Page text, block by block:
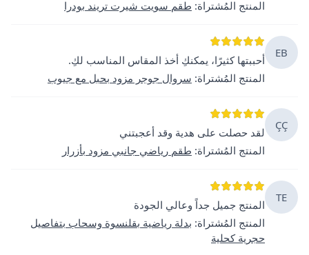
المنتج المُشتراة: طقم سويت شيرت تريند بودرا
EB
أحببتها كثيرًا، يمكنكِ أخذ المقاس المناسب لكِ.
المنتج المُشتراة: سروال جوجر مزود بحبل مع جيوب
ÇÇ
لقد حصلت على هدية وقد أعجبتني
المنتج المُشتراة: طقم رياضي جانبي مزود بأزرار
TE
المنتج جميل جداً وعالي الجودة
المنتج المُشتراة: بدلة رياضية بقلنسوة وسحاب بتفاصيل
حجرية كحلية